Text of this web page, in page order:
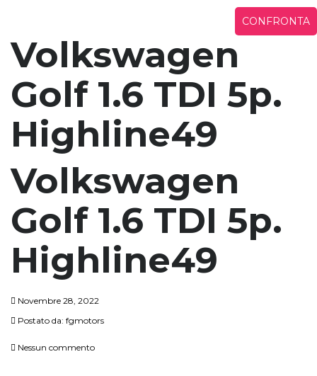
CONFRONTA
Volkswagen
Golf 1.6 TDI 5p.
Highline49
Volkswagen
Golf 1.6 TDI 5p.
Highline49
Novembre 28, 2022
Postato da: fgmotors
Nessun commento